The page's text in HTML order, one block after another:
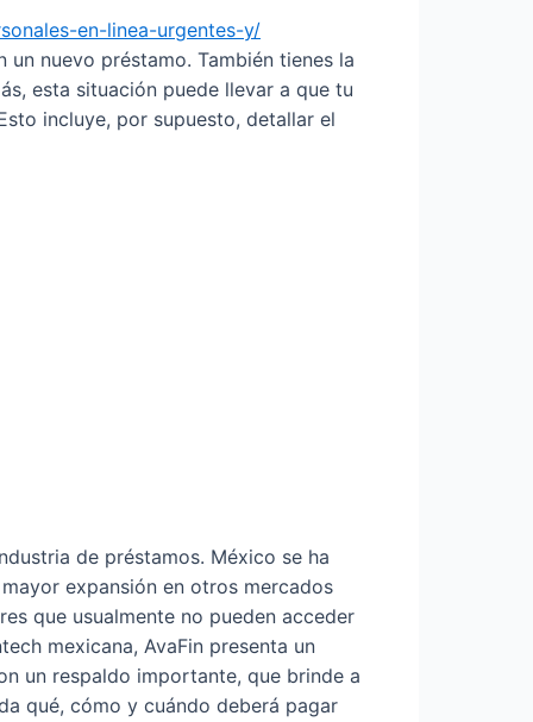
en-linea-urgentes-y/
nuevo préstamo. También tienes la
esta situación puede llevar a que tu
incluye, por supuesto, detallar el
de préstamos. México se ha
expansión en otros mercados
que usualmente no pueden acceder
mexicana, AvaFin presenta un
un respaldo importante, que brinde a
qué, cómo y cuándo deberá pagar